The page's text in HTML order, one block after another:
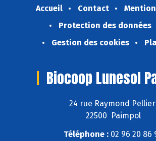
Accueil Contact
Protection des données
Gestion des cookies
Biocoop Lunesol
24 rue Raymond Pellier
22500 Paimpol
Téléphone :02 96 20 86